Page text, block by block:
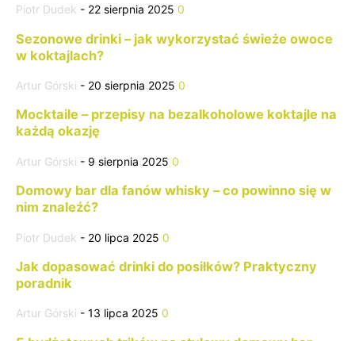
Piotr Dudek - 22 sierpnia 2025 0
Sezonowe drinki – jak wykorzystać świeże owoce
w koktajlach?
Artur Górski - 20 sierpnia 2025 0
Mocktaile – przepisy na bezalkoholowe koktajle na
każdą okazję
Artur Górski - 9 sierpnia 2025 0
Domowy bar dla fanów whisky – co powinno się w
nim znaleźć?
Piotr Dudek - 20 lipca 2025 0
Jak dopasować drinki do posiłków? Praktyczny
poradnik
Artur Górski - 13 lipca 2025 0